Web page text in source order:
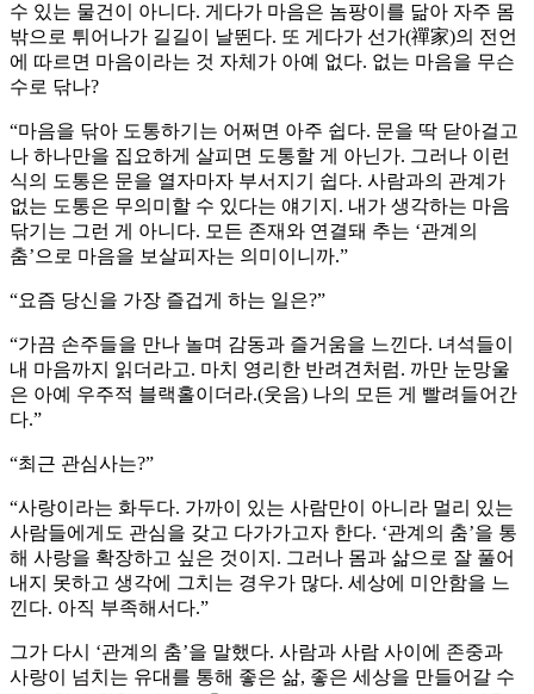
수 있는 물건이 아니다. 게다가 마음은 놈팡이를 닮아 자주 몸
밖으로 튀어나가 길길이 날뛴다. 또 게다가 선가(禪家)의 전언
에 따르면 마음이라는 것 자체가 아예 없다. 없는 마음을 무슨
수로 닦나?
“마음을 닦아 도통하기는 어쩌면 아주 쉽다. 문을 딱 닫아걸고
나 하나만을 집요하게 살피면 도통할 게 아닌가. 그러나 이런
식의 도통은 문을 열자마자 부서지기 쉽다. 사람과의 관계가
없는 도통은 무의미할 수 있다는 얘기지. 내가 생각하는 마음
닦기는 그런 게 아니다. 모든 존재와 연결돼 추는 ‘관계의
춤’으로 마음을 보살피자는 의미이니까.”
“요즘 당신을 가장 즐겁게 하는 일은?”
“가끔 손주들을 만나 놀며 감동과 즐거움을 느낀다. 녀석들이
내 마음까지 읽더라고. 마치 영리한 반려견처럼. 까만 눈망울
은 아예 우주적 블랙홀이더라.(웃음) 나의 모든 게 빨려들어간
다.”
“최근 관심사는?”
“사랑이라는 화두다. 가까이 있는 사람만이 아니라 멀리 있는
사람들에게도 관심을 갖고 다가가고자 한다. ‘관계의 춤’을 통
해 사랑을 확장하고 싶은 것이지. 그러나 몸과 삶으로 잘 풀어
내지 못하고 생각에 그치는 경우가 많다. 세상에 미안함을 느
낀다. 아직 부족해서다.”
그가 다시 ‘관계의 춤’을 말했다. 사람과 사람 사이에 존중과
사랑이 넘치는 유대를 통해 좋은 삶, 좋은 세상을 만들어갈 수